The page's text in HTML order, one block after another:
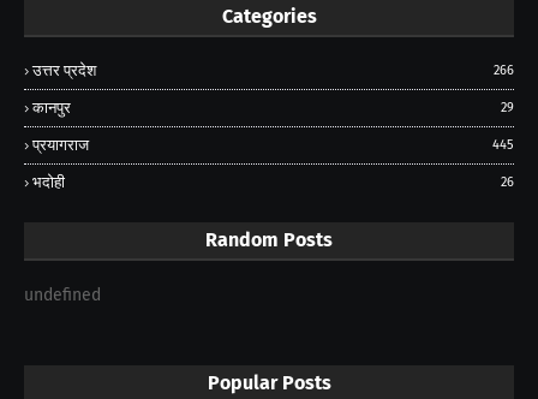
Categories
उत्तर प्रदेश 266
कानपुर 29
प्रयागराज 445
भदोही 26
Random Posts
undefined
Popular Posts